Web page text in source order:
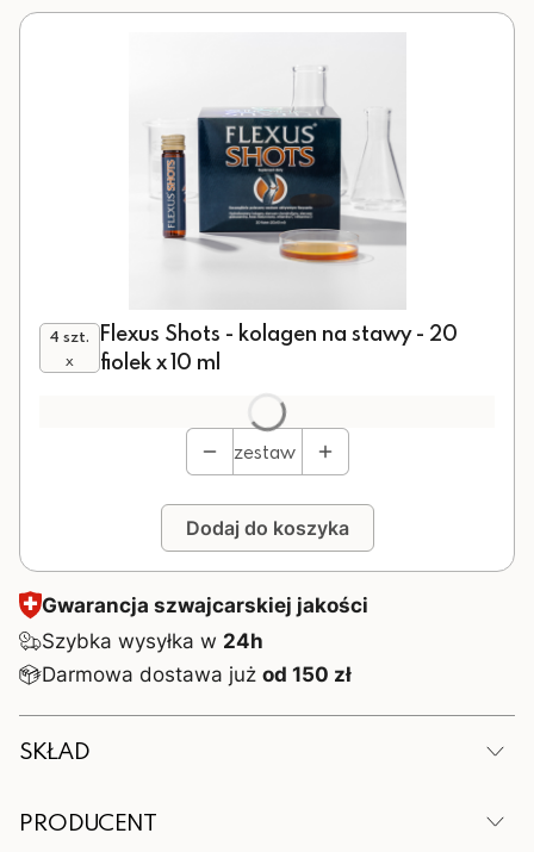
4 szt.
x
Flexus Shots - kolagen na stawy - 20
fiolek x 10 ml
Opcjonalne
zestaw
Dodaj do koszyka
Gwarancja szwajcarskiej jakości
Szybka wysyłka w 24h
Darmowa dostawa jużod 150 zł
SKŁAD
PRODUCENT